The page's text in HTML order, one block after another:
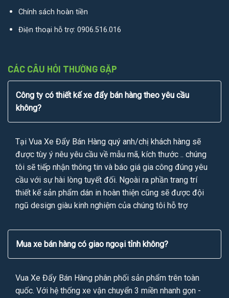
Chính sách hoàn tiền
Điện thoại hỗ trợ: 0906.516.016
CÁC CÂU HỎI THƯỜNG GẶP
Công ty có thiết kế xe đẩy bán hàng theo yêu cầu
không?
Tại Vua Xe Đẩy Bán Hàng quý anh/chị khách hàng sẽ
được tùy ý nêu yêu cầu về mẫu mã, kích thước .. chúng
tôi sẽ tiếp nhận thông tin và báo giá gia công đúng yêu
cầu với sự hài lòng tuyết đối. Ngoài ra phần trang trí
thiết kế sản phẩm dán in hoàn thiện cũng sẽ được đội
ngũ design giàu kinh nghiệm của chúng tôi hỗ trợ
Mua xe bán hàng có giao ngoại tỉnh không?
Vua Xe Đẩy Bán Hàng phân phối sản phẩm trên toàn
quốc. Với hệ thống xe vận chuyển 3 miền nhanh gọn -